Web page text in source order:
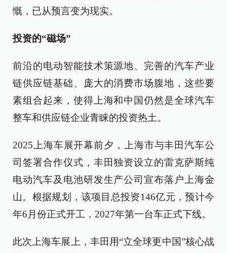
慨，已从预言变为现实。
投资的“磁场”
前沿的电动智能技术策源地、完善的汽车产业
链供应链基础、庞大的消费市场腹地，这些要
素组合起来，使得上海和中国仍然是全球汽车
整车和供应链企业青睐的投资热土。
2025上海车展开幕前夕，上海市与丰田汽车公
司签署合作仪式，丰田独资设立的雷克萨斯纯
电动汽车及电池研发生产公司宣布落户上海金
山。根据规划，该项目总投资146亿元，预计今
年6月份正式开工，2027年第一台车正式下线。
此次上海车展上，丰田用“立全球更中国”核心战